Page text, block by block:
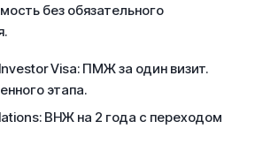
без обязательного
Visa: ПМЖ за один визит.
этапа.
ВНЖ на 2 года с переходом